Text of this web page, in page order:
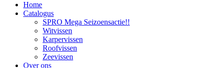
Home
Catalogus
SPRO Mega Seizoensactie!!
Witvissen
Karpervissen
Roofvissen
Zeevissen
Over ons